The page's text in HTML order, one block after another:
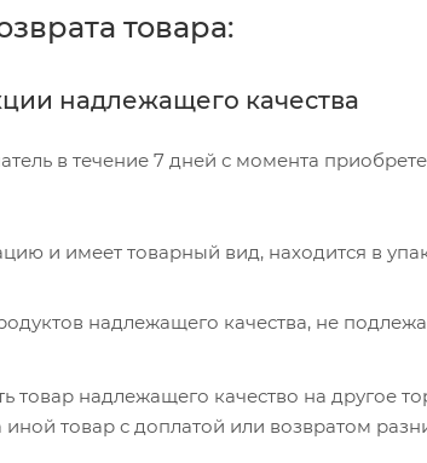
товара:
надлежащего качества
в течение 7 дней с момента
и имеет товарный вид, находится в
надлежащего качества, не
товар надлежащего качество на другое
товар с доплатой или возвратом